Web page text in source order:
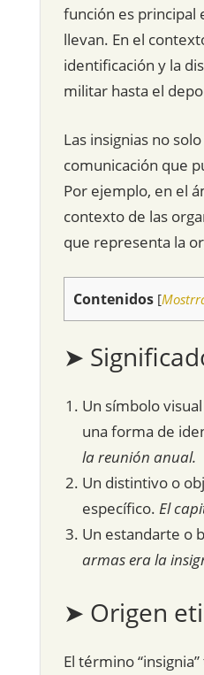
función es principal
llevan. En el
identificación y la
militar hasta el
Las insignias no
comunicación que
Por ejemplo, en el
contexto de las
que representa la
Contenidos [
➤
Un símbolo
una forma de
la reunión anual.
Un distintivo o
específico. El
Un estandarte o
armas era la
➤ Origen
El término